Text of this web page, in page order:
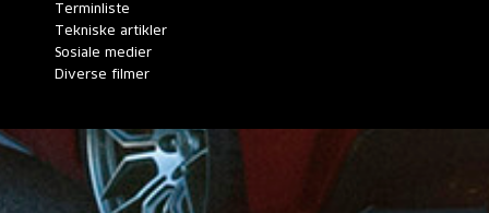
Terminliste
Tekniske artikler
Sosiale medier
Diverse filmer